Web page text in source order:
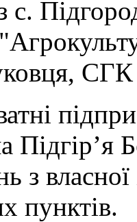
с.
Підгір’я
з власної
пунктів.